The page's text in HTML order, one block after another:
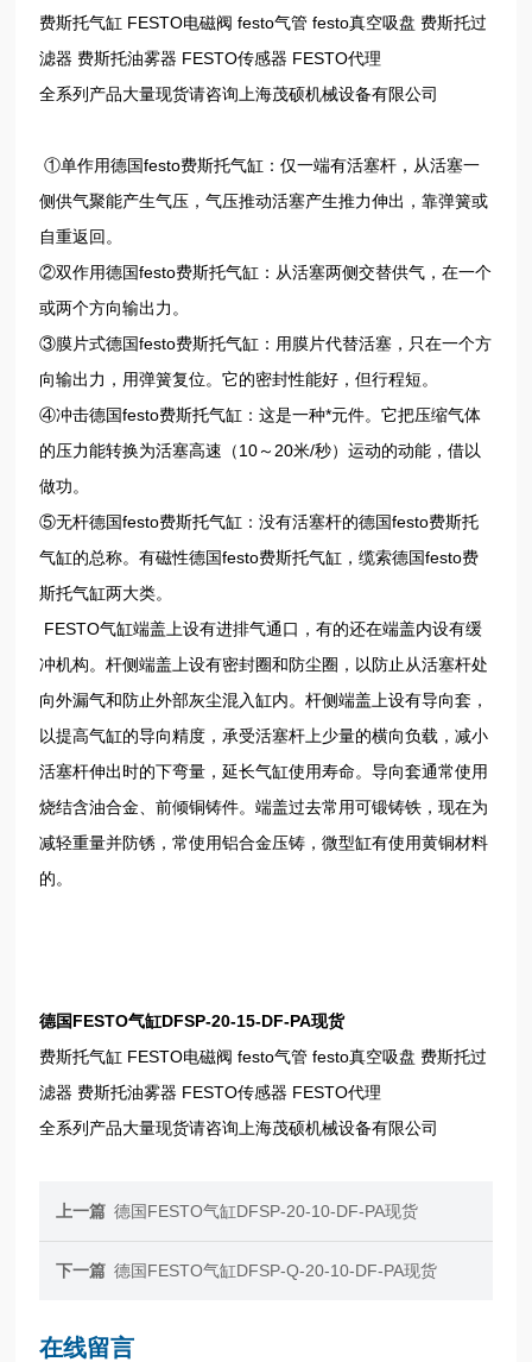
费斯托气缸 FESTO电磁阀 festo气管 festo真空吸盘 费斯托过
滤器 费斯托油雾器 FESTO传感器 FESTO代理
全系列产品大量现货请咨询上海茂硕机械设备有限公司
①单作用德国festo费斯托气缸：仅一端有活塞杆，从活塞一
侧供气聚能产生气压，气压推动活塞产生推力伸出，靠弹簧或
自重返回。
②双作用德国festo费斯托气缸：从活塞两侧交替供气，在一个
或两个方向输出力。
③膜片式德国festo费斯托气缸：用膜片代替活塞，只在一个方
向输出力，用弹簧复位。它的密封性能好，但行程短。
④冲击德国festo费斯托气缸：这是一种*元件。它把压缩气体
的压力能转换为活塞高速（10～20米/秒）运动的动能，借以
做功。
⑤无杆德国festo费斯托气缸：没有活塞杆的德国festo费斯托
气缸的总称。有磁性德国festo费斯托气缸，缆索德国festo费
斯托气缸两大类。
FESTO气缸端盖上设有进排气通口，有的还在端盖内设有缓
冲机构。杆侧端盖上设有密封圈和防尘圈，以防止从活塞杆处
向外漏气和防止外部灰尘混入缸内。杆侧端盖上设有导向套，
以提高气缸的导向精度，承受活塞杆上少量的横向负载，减小
活塞杆伸出时的下弯量，延长气缸使用寿命。导向套通常使用
烧结含油合金、前倾铜铸件。端盖过去常用可锻铸铁，现在为
减轻重量并防锈，常使用铝合金压铸，微型缸有使用黄铜材料
的。
德国FESTO气缸DFSP-20-15-DF-PA现货
费斯托气缸 FESTO电磁阀 festo气管 festo真空吸盘 费斯托过
滤器 费斯托油雾器 FESTO传感器 FESTO代理
全系列产品大量现货请咨询上海茂硕机械设备有限公司
上一篇 德国FESTO气缸DFSP-20-10-DF-PA现货
下一篇 德国FESTO气缸DFSP-Q-20-10-DF-PA现货
在线留言